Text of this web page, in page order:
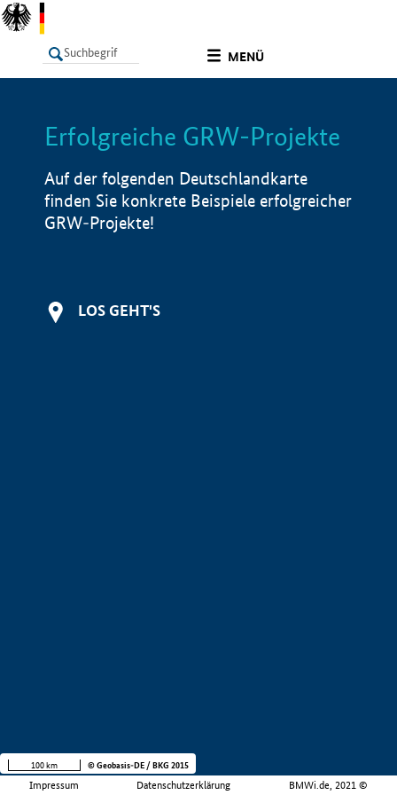
MENÜ
LISTE Info
Erfolgreiche GRW-Projekte
Auf der folgenden Deutschlandkarte
finden Sie konkrete Beispiele erfolgreicher
GRW-Projekte!
LOS GEHT'S
Impressum Datenschutzerklärung BMWi.de, 2021 ©
100 km © Geobasis-DE / BKG 2015